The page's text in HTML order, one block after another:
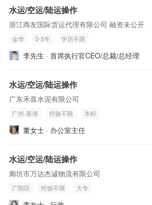
水运/空运/陆运操作
浙江商友国际货运代理有限公司 融资未公开
金华 3-5年 学历不限
李先生 · 首席执行官CEO/总裁/总经理
水运/空运/陆运操作
广东禾喜水泥有限公司
广州-新港 经验不限 本科
董女士 · 办公室主任
水运/空运/陆运操作
廊坊市万达杰诚物流有限公司
广阳区 经验不限 大专